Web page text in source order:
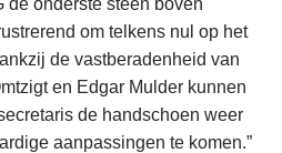
de onderste steen boven
om telkens nul op het
de vastberadenheid van
en Edgar Mulder kunnen
de handschoen weer
aanpassingen te komen.”